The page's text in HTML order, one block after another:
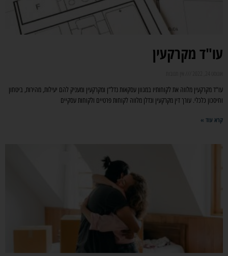
עו"ד מקרקעין
עו“ד מקרקעין מלווה את לקוחותיו במגוון עסקאות נדל“ן ומקרקעין ומעניק להם יעילות, מהירות, ביטחון
וחיסכון כלכלי. עורך דין מקרקעין ונדלן מלווה לקוחות פרטיים ולקוחות עסקיים
קרא עוד »